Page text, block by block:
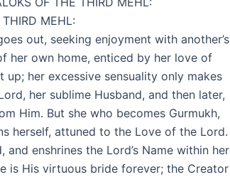
MEHL:
out, seeking enjoyment with another’s
her own home, enticed by her love of
her excessive sensuality only makes
her sublime Husband, and then later,
Him. But she who becomes Gurmukh,
herself, attuned to the Love of the Lord.
enshrines the Lord’s Name within her
is His virtuous bride forever; the Creator